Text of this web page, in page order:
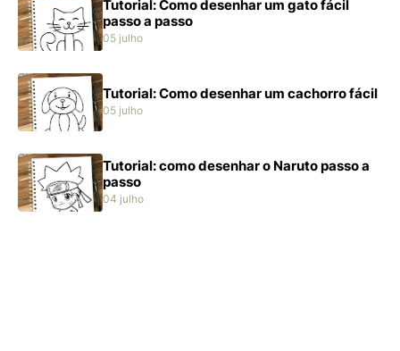
Tutorial: Como desenhar um gato fácil
passo a passo
05 julho
Tutorial: Como desenhar um cachorro fácil
05 julho
Tutorial: como desenhar o Naruto passo a
passo
04 julho